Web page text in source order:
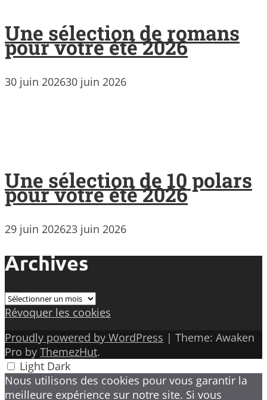
Une sélection de romans
pour votre été 2026
30 juin 202630 juin 2026
Une sélection de 10 polars
pour votre été 2026
29 juin 202623 juin 2026
Archives
Archives
Révoquer les cookies
Proudly powered by WordPress | Theme: Awaken
Pro by ThemezHut.
Light Dark
Nous utilisons des cookies pour vous garantir la
meilleure expérience sur notre site. Si vous